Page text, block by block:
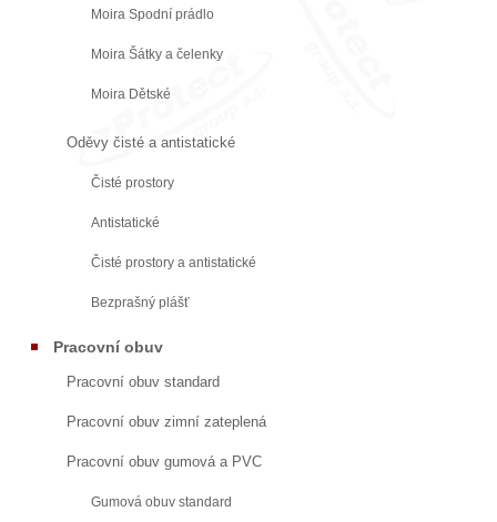
Moira Spodní prádlo
Moira Šátky a čelenky
Moira Dětské
Oděvy čisté a antistatické
Čisté prostory
Antistatické
Čisté prostory a antistatické
Bezprašný plášť
Pracovní obuv
Pracovní obuv standard
Pracovní obuv zimní zateplená
Pracovní obuv gumová a PVC
Gumová obuv standard